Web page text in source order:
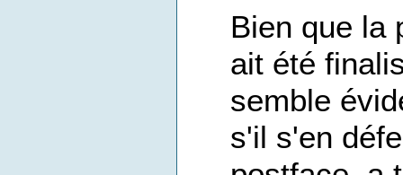
Bien que la
ait été
semble
s'il s'en